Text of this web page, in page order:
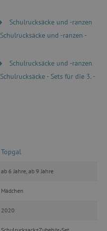
Schulrucksäcke und -ranzen
Schulrucksäcke und -ranzen -
Schulrucksäcke und -ranzen
Schulrucksäcke - Sets für die 3. -
Topgal
ab 6 Jahre, ab 9 Jahre
Mädchen
2020
Schulrucksack+Zubehör-Set
Pinterest Inc.
.agathaswelt.de